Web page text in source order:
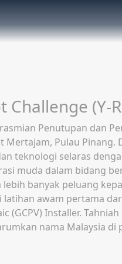
Belia dan Sukan, YB
lebih 150
NGO berkaitan wanita
di samping
Ketua Pengarah
Sarawak (SSC),